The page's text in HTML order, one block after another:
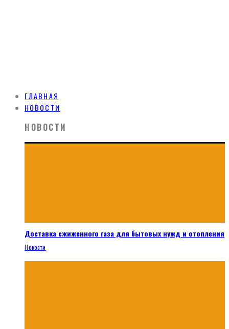
ГЛАВНАЯ
НОВОСТИ
НОВОСТИ
Доставка сжиженного газа для бытовых нужд и отопления
Новости